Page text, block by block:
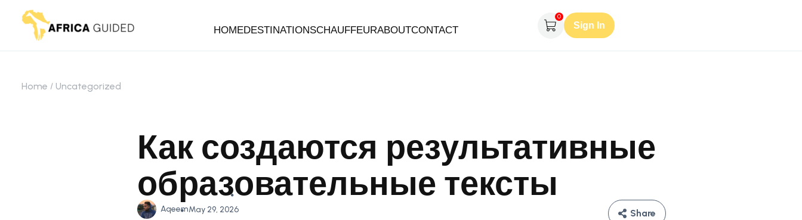
HOMEDESTINATIONSCHAUFFEURABOUTCONTACT
0
Sign In
Home Uncategorized
Как создаются результативные
образовательные тексты
AqeemMay 29, 2026 Share